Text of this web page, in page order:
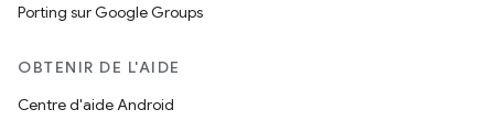
Porting sur Google Groups
OBTENIR DE L'AIDE
Centre d'aide Android